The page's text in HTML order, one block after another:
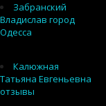
Забранский
Владислав город
Одесса
Калюжная
Татьяна Евгеньевна
отзывы